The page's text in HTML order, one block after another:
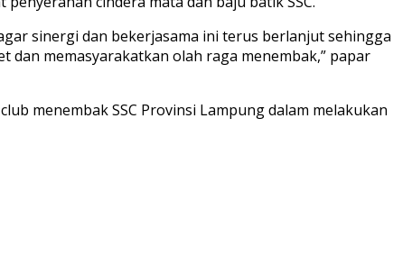
sinergi dan bekerjasama ini terus berlanjut sehingga
dan memasyarakatkan olah raga menembak,” papar
menembak SSC Provinsi Lampung dalam melakukan